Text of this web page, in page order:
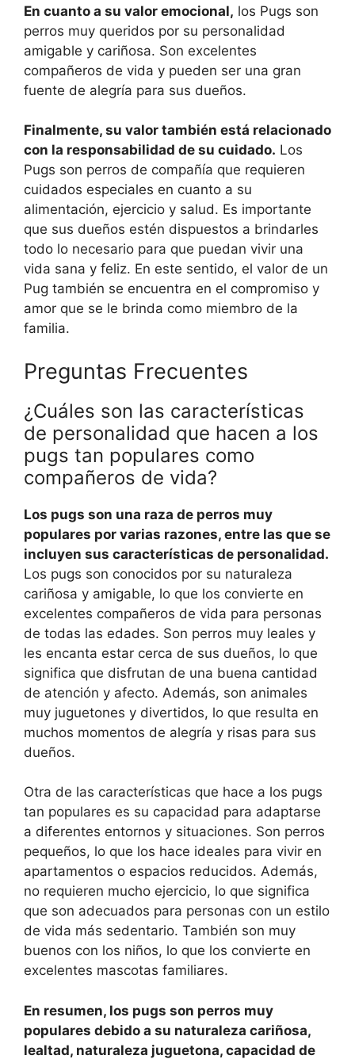
En cuanto a su valor emocional, los Pugs son
perros muy queridos por su personalidad
amigable y cariñosa. Son excelentes
compañeros de vida y pueden ser una gran
fuente de alegría para sus dueños.
Finalmente, su valor también está relacionado
con la responsabilidad de su cuidado. Los
Pugs son perros de compañía que requieren
cuidados especiales en cuanto a su
alimentación, ejercicio y salud. Es importante
que sus dueños estén dispuestos a brindarles
todo lo necesario para que puedan vivir una
vida sana y feliz. En este sentido, el valor de un
Pug también se encuentra en el compromiso y
amor que se le brinda como miembro de la
familia.
Preguntas Frecuentes
¿Cuáles son las características
de personalidad que hacen a los
pugs tan populares como
compañeros de vida?
Los pugs son una raza de perros muy
populares por varias razones, entre las que se
incluyen sus características de personalidad.
Los pugs son conocidos por su naturaleza
cariñosa y amigable, lo que los convierte en
excelentes compañeros de vida para personas
de todas las edades. Son perros muy leales y
les encanta estar cerca de sus dueños, lo que
significa que disfrutan de una buena cantidad
de atención y afecto. Además, son animales
muy juguetones y divertidos, lo que resulta en
muchos momentos de alegría y risas para sus
dueños.
Otra de las características que hace a los pugs
tan populares es su capacidad para adaptarse
a diferentes entornos y situaciones. Son perros
pequeños, lo que los hace ideales para vivir en
apartamentos o espacios reducidos. Además,
no requieren mucho ejercicio, lo que significa
que son adecuados para personas con un estilo
de vida más sedentario. También son muy
buenos con los niños, lo que los convierte en
excelentes mascotas familiares.
En resumen, los pugs son perros muy
populares debido a su naturaleza cariñosa,
lealtad, naturaleza juguetona, capacidad de